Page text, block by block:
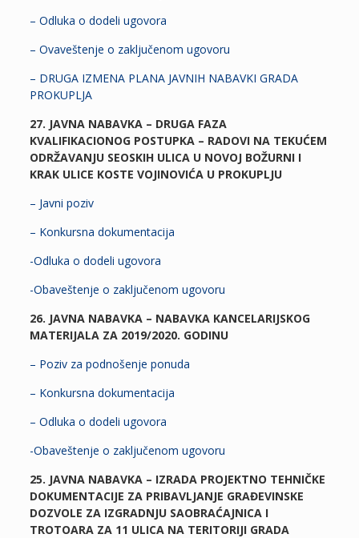
– Odluka o dodeli ugovora
– Ovaveštenje o zaključenom ugovoru
– DRUGA IZMENA PLANA JAVNIH NABAVKI GRADA
PROKUPLJA
27. JAVNA NABAVKA – DRUGA FAZA
KVALIFIKACIONOG POSTUPKA – RADOVI NA TEKUĆEM
ODRŽAVANJU SEOSKIH ULICA U NOVOJ BOŽURNI I
KRAK ULICE KOSTE VOJINOVIĆA U PROKUPLJU
– Javni poziv
– Konkursna dokumentacija
-Odluka o dodeli ugovora
-Obaveštenje o zaključenom ugovoru
26. JAVNA NABAVKA – NABAVKA KANCELARIJSKOG
MATERIJALA ZA 2019/2020. GODINU
– Poziv za podnošenje ponuda
– Konkursna dokumentacija
– Odluka o dodeli ugovora
-Obaveštenje o zaključenom ugovoru
25. JAVNA NABAVKA – IZRADA PROJEKTNO TEHNIČKE
DOKUMENTACIJE ZA PRIBAVLJANJE GRAĐEVINSKE
DOZVOLE ZA IZGRADNJU SAOBRAĆAJNICA I
TROTOARA ZA 11 ULICA NA TERITORIJI GRADA